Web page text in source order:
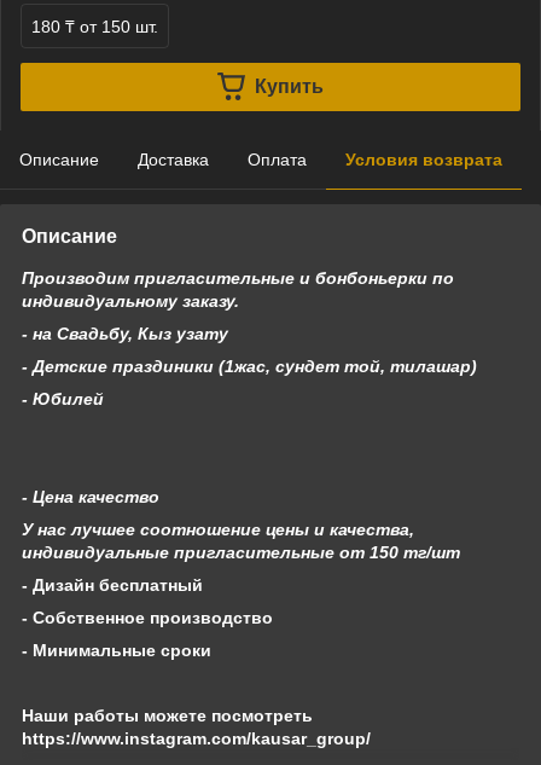
180 ₸ от 150 шт.
Купить
Описание Доставка Оплата Условия возврата
Описание
Производим пригласительные и бонбоньерки по
индивидуальному заказу.
- на Свадьбу, Кыз узату
- Детские праздиники (1жас, сундет той, тилашар)
- Юбилей
- Цена качество
У нас лучшее соотношение цены и качества,
индивидуальные пригласительные от 150 тг/шт
- Дизайн бесплатный
- Собственное производство
- Минимальные сроки
Наши работы можете посмотреть
https://www.instagram.com/kausar_group/